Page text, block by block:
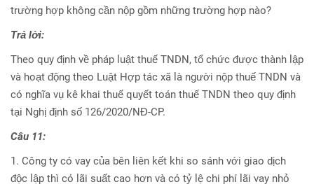
trường hợp không cần nộp gồm những trường hợp nào?
Trả lời:
Theo quy định về pháp luật thuế TNDN, tổ chức được thành lập
và hoạt động theo Luật Hợp tác xã là người nộp thuế TNDN và
có nghĩa vụ kê khai thuế quyết toán thuế TNDN theo quy định
tại Nghị định số 126/2020/NĐ-CP.
Câu 11:
1. Công ty có vay của bên liên kết khi so sánh với giao dịch
độc lập thì có lãi suất cao hơn và có tỷ lệ chi phí lãi vay nhỏ